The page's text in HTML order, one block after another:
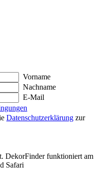
Vorname
Nachname
E-Mail
Datenschutzerklärung zur
DekorFinder funktioniert am
Safari